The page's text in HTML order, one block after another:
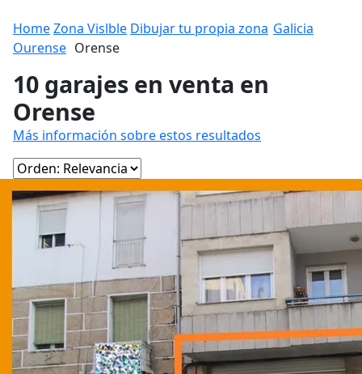
HomeZona Vislble Dibujar tu propia zona Galicia
Ourense Orense
10 garajes en venta en
Orense
Más información sobre estos resultados